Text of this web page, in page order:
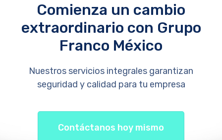
Comienza un cambio
extraordinario con Grupo
Franco México
Nuestros servicios integrales garantizan
seguridad y calidad para tu empresa
Contáctanos hoy mismo